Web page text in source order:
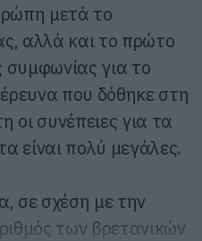
μετά το
αλλά και το πρώτο
για το
που δόθηκε στη
οι συνέπειες για τα
είναι πολύ μεγάλες.
σε σχέση με την
των βρετανικών